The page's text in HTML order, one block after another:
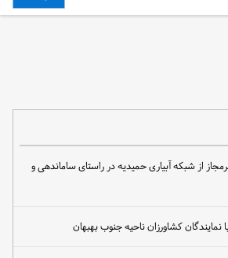
غیرمجاز از شبکه آبیاری حمیدیه در راستای ساماندهی و
کشاورزان ناحیه جنوب بهبهان